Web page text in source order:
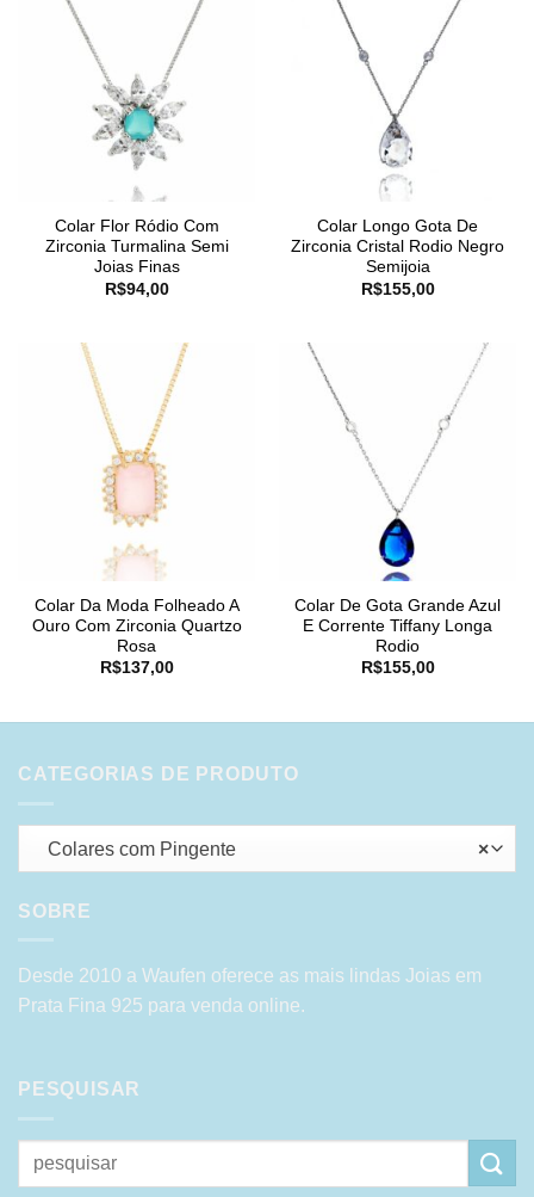
Colar Flor Ródio Com
Zirconia Turmalina Semi
Joias Finas
R$94,00
Colar Longo Gota De
Zirconia Cristal Rodio Negro
Semijoia
R$155,00
Colar Da Moda Folheado A
Ouro Com Zirconia Quartzo
Rosa
R$137,00
Colar De Gota Grande Azul
E Corrente Tiffany Longa
Rodio
R$155,00
CATEGORIAS DE PRODUTO
×
Colares com Pingente
SOBRE
Desde 2010 a Waufen oferece as mais lindas Joias em
Prata Fina 925 para venda online.
PESQUISAR
Pesquisar
por: